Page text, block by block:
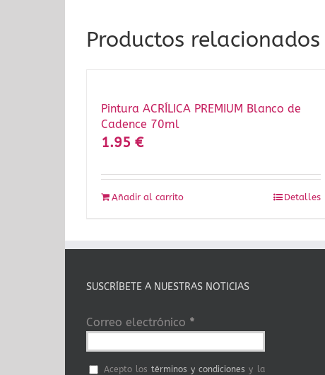
Productos relacionados
Pintura ACRÍLICA PREMIUM Blanco de
Cadence 70ml
1.95 €
Añadir al carrito Detalles
SUSCRÍBETE A NUESTRAS NOTICIAS
Correo electrónico *
Acepto lostérminos y condiciones y la